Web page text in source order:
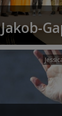
Jakob-